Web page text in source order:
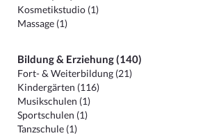
Kosmetikstudio (1)
Massage (1)
Bildung & Erziehung (140)
Fort- & Weiterbildung (21)
Kindergärten (116)
Musikschulen (1)
Sportschulen (1)
Tanzschule (1)